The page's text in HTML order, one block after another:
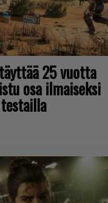
25 vuotta
osa ilmaiseksi